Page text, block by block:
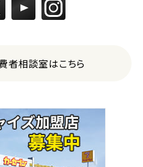
者相談室はこちら